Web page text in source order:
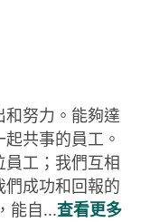
努力。能夠達
共事的員工。
工；我們互相
成功和回報的
能自...查看更多